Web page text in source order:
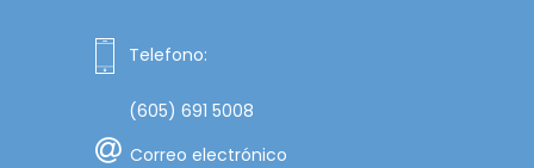
Telefono:
(605) 691 5008
Correo electrónico